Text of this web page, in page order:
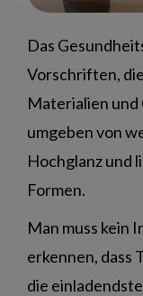
Das
Vorschriften,
Materialien
umgeben von
Hochglanz und
Formen.
Man muss kein
erkennen, dass
die